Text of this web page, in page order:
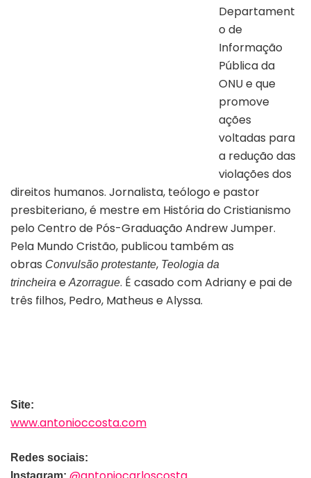
Departament
o de
Informação
Pública da
ONU e que
promove
ações
voltadas para
a redução das
violações dos
direitos humanos. Jornalista, teólogo e pastor
presbiteriano, é mestre em História do Cristianismo
pelo Centro de Pós-Graduação Andrew Jumper.
Pela Mundo Cristão, publicou também as
obras Convulsão protestante, Teologia da
trincheira eAzorrague. É casado com Adriany e pai de
três filhos, Pedro, Matheus e Alyssa.
Site:
www.antonioccosta.com
Redes sociais:
Instagram: